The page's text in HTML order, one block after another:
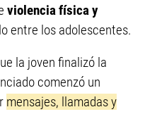
violencia física y
entre los adolescentes.
la joven finalizó la
comenzó un
mensajes, llamadas y